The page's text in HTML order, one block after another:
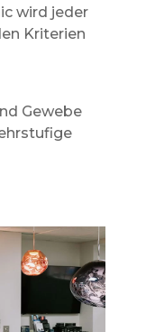
wird jeder
Kriterien
Gewebe